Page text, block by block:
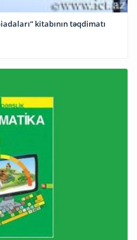
kitabının təqdimatı